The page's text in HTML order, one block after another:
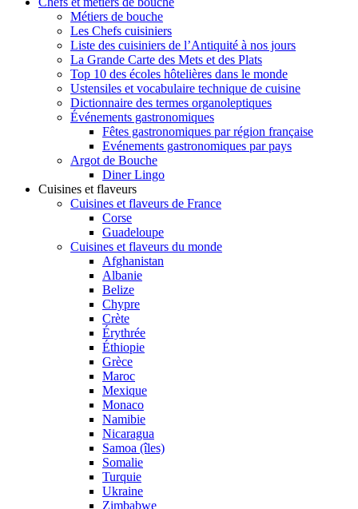
Métiers de bouche
Les Chefs cuisiniers
Liste des cuisiniers de l’Antiquité à nos jours
La Grande Carte des Mets et des Plats
Top 10 des écoles hôtelières dans le monde
Ustensiles et vocabulaire technique de cuisine
Dictionnaire des termes organoleptiques
Événements gastronomiques
Fêtes gastronomiques par région française
Evénements gastronomiques par pays
Argot de Bouche
Diner Lingo
Cuisines et flaveurs
Cuisines et flaveurs de France
Corse
Guadeloupe
Cuisines et flaveurs du monde
Afghanistan
Albanie
Belize
Chypre
Crète
Érythrée
Éthiopie
Grèce
Maroc
Mexique
Monaco
Namibie
Nicaragua
Samoa (îles)
Somalie
Turquie
Ukraine
Zimbabwe